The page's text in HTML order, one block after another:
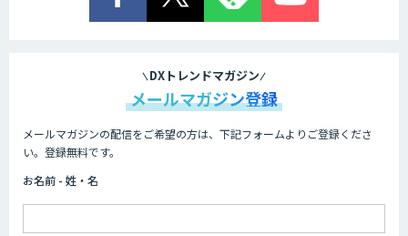
DXトレンドマガジン
メールマガジン登録
メールマガジンの配信をご希望の方は、下記フォームよりご登録くださ
い。登録無料です。
お名前 - 姓・名